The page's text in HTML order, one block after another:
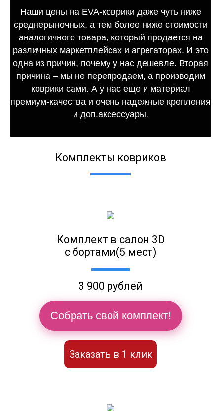
Наши цены на EVA-коврики даже чуть ниже
среднерыночных, а тем более ниже стоимости
аналогичного товара, который продается на
различных маркетплейсах и агрегаторах. И это
одна из причин, почему у нас дешевле. Вторая
причина – мы не перепродаем, а производим
коврики сами. А у нас еще и материал
премиум-качества и очень надежные крепления
и доп.аксессуары.
Комплекты ковриков
Комплект в салон 3D
с бортами(5 мест)
3 900 рублей
Собрать свой комплект!
Заказать в 1 клик